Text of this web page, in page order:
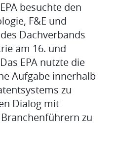
besuchte den
F&E und
Dachverbands
am 16. und
EPA nutzte die
Aufgabe innerhalb
zu
Dialog mit
zu